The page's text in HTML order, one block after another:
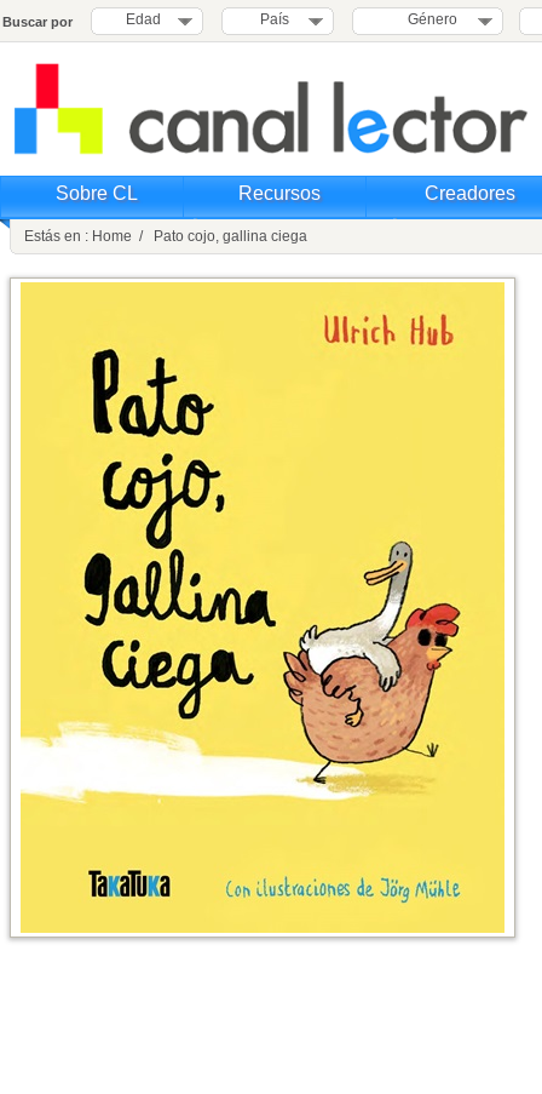
Buscar por Edad País Género
Sobre CL Recursos Creadores
Estás en : Home / Pato cojo, gallina ciega